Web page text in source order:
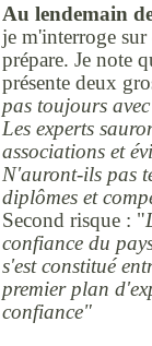
Au lendemain
je m'interroge
prépare. Je note
présente deux
pas toujours
Les experts
associations et
N'auront-ils pas
diplômes et
Second risque : "
confiance du
s'est constitué
premier plan
confiance"